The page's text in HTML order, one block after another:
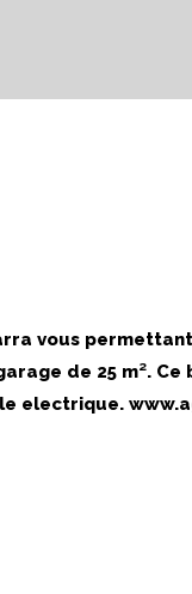
vous
de 25 m².
electrique.